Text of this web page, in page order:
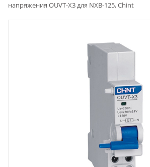
напряжения OUVT-X3 для NXB-125, Chint